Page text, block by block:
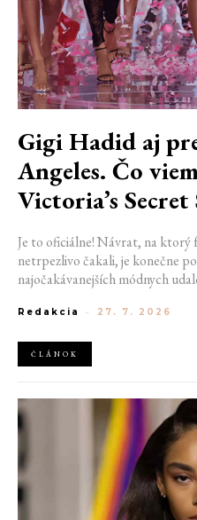
Gigi Hadid aj
Angeles. Čo
Victoria’s Secret
Je to oficiálne! Návrat, na ktorý
netrpezlivo čakali, je konečne
najočakávanejších módnych
veľké novinky. Organizátori už
prejde po ikonickom móle.
Redakcia - 27. 7. 2026
ČLÁNOK